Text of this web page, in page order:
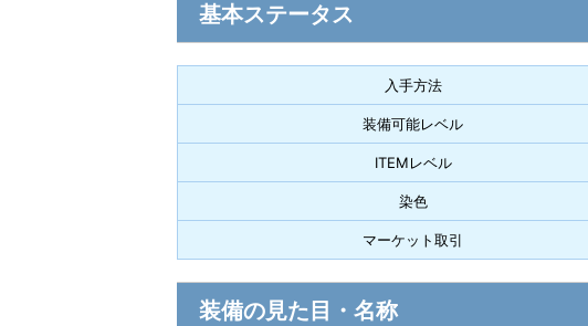
基本ステータス
入手方法
装備可能レベル
ITEMレベル
染色
マーケット取引
装備の見た目・名称